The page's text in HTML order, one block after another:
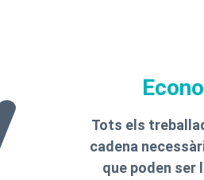
Tots els
cadena
que poden ser